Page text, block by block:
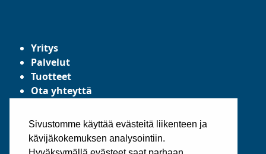
Sivustomme käyttää evästeitä liikenteen ja
kävijäkokemuksen analysointiin.
Yritys
Palvelut
Tuotteet
Ota yhteyttä
Yleiset toimitusehdot